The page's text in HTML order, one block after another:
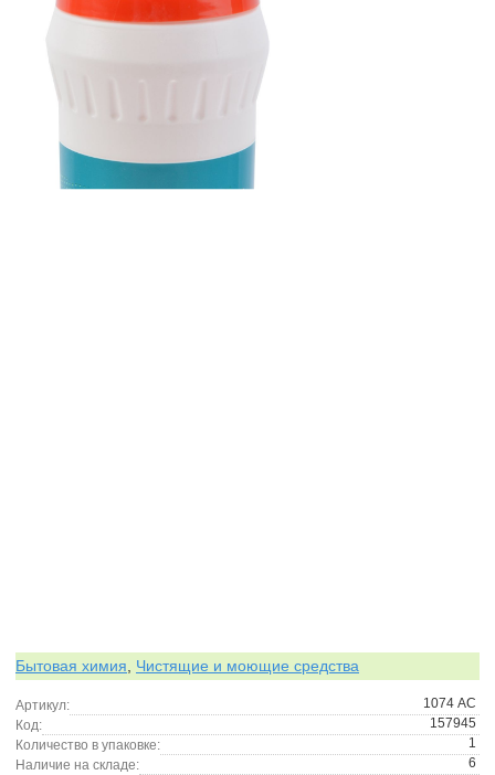
Бытовая химия Чистящие и моющие средства
Артикул:
1074 АС
Код:
157945
Количество в упаковке:
1
Наличие на складе:
6